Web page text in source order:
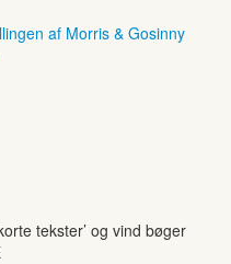
af Morris & Gosinny
tekster’ og vind bøger